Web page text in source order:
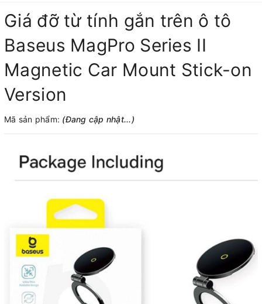
Giá đỡ từ tính gắn trên ô tô
Baseus MagPro Series II
Magnetic Car Mount Stick-on
Version
Mã sản phẩm: (Đang cập nhật...)